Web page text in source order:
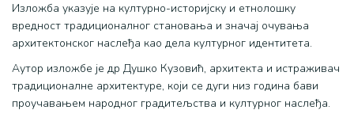
Изложба указује на културно-историјску и етнолошку
вредност традиционалног становања и значај очувања
архитектонског наслеђа као дела културног идентитета.
Аутор изложбе је др Душко Кузовић, архитекта и истраживач
традиционалне архитектуре, који се дуги низ година бави
проучавањем народног градитељства и културног наслеђа.